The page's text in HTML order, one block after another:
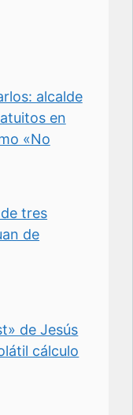
alcalde
en
«No
tres
de
de Jesús
cálculo